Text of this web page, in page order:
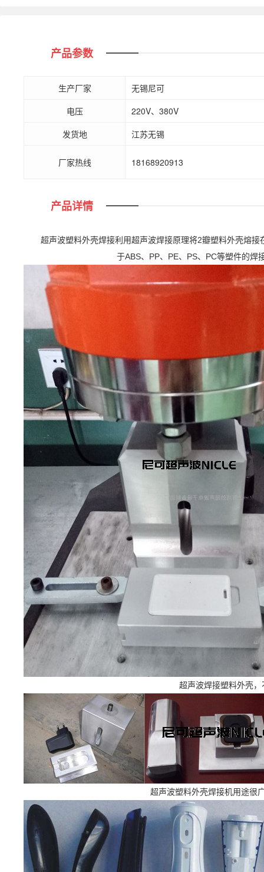
产品参数
生产厂家
无锡尼可
电压
220V、380V
发货地
江苏无锡
厂家热线 18168920913
产品详情
超声波塑料外壳焊接利用超声波焊接原理将2瓣塑料外壳熔
于ABS、PP、PE、PS、PC等塑件的
超声波焊接塑料外壳
超声波塑料外壳焊接机用途很